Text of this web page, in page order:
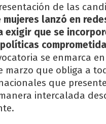
de las
lanzó en
exigir que se
se enmarca
marzo que obliga a
que
intercalada